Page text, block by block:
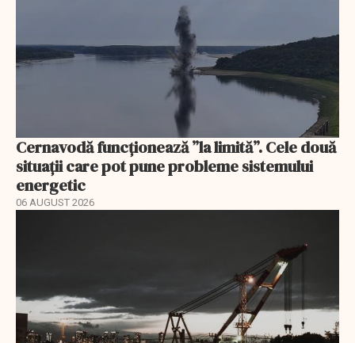
Cernavodă funcționează ”la limită”. Cele două
situații care pot pune probleme sistemului
energetic
06 AUGUST 2026